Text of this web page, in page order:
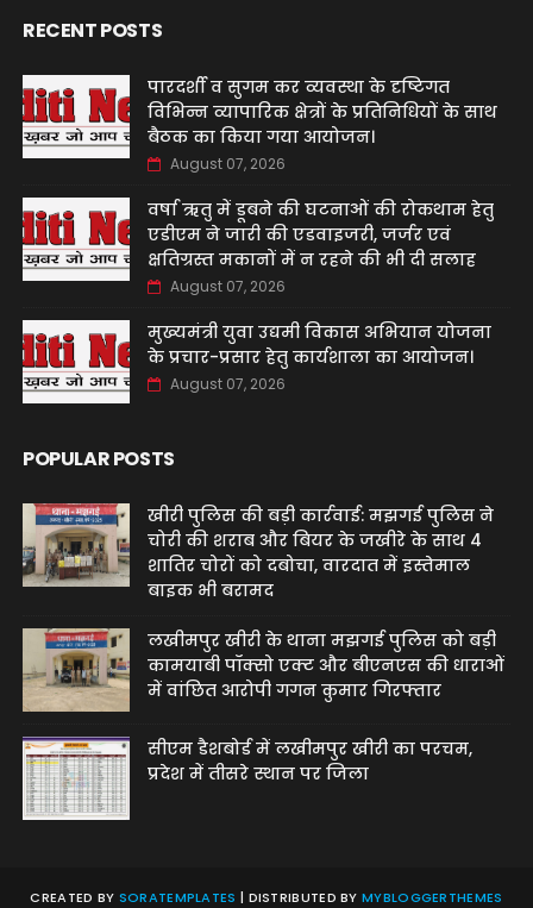
RECENT POSTS
पारदर्शी व सुगम कर व्यवस्था के दृष्टिगत
विभिन्न व्यापारिक क्षेत्रों के प्रतिनिधियों के साथ
बैठक का किया गया आयोजन।
August 07, 2026
वर्षा ऋतु में डूबने की घटनाओं की रोकथाम हेतु
एडीएम ने जारी की एडवाइजरी, जर्जर एवं
क्षतिग्रस्त मकानों में न रहने की भी दी सलाह
August 07, 2026
मुख्यमंत्री युवा उद्यमी विकास अभियान योजना
के प्रचार-प्रसार हेतु कार्यशाला का आयोजन।
August 07, 2026
POPULAR POSTS
खीरी पुलिस की बड़ी कार्रवाई: मझगई पुलिस ने
चोरी की शराब और बियर के जखीरे के साथ 4
शातिर चोरों को दबोचा, वारदात में इस्तेमाल
बाइक भी बरामद
लखीमपुर खीरी के थाना मझगई पुलिस को बड़ी
कामयाबी पॉक्सो एक्ट और बीएनएस की धाराओं
में वांछित आरोपी गगन कुमार गिरफ्तार
सीएम डैशबोर्ड में लखीमपुर खीरी का परचम,
प्रदेश में तीसरे स्थान पर जिला
CREATED BY SORATEMPLATES | DISTRIBUTED BYMYBLOGGERTHEMES